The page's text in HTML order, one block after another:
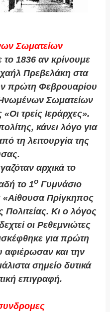
Σωματείων
το 1836 αν κρίνουμε
Πρεβελάκη στα
πρώτη Φεβρουαρίου
Σωματείων
τρείς Ιεράρχες».
κάνει λόγο για
τη λειτουργία της
αρχικά το
το 1οΓυμνάσιο
Πρίγκηπος
Πολιτείας. Κι ο λόγος
οι Ρεθεμνιώτες
για πρώτη
και την
σημείο δυτικά
επιγραφή.